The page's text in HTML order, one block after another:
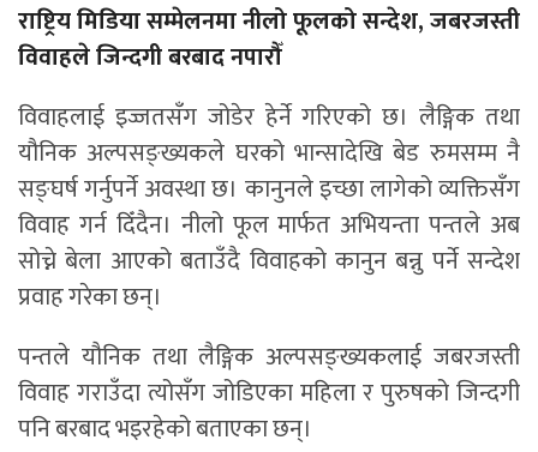
राष्ट्रिय मिडिया सम्मेलनमा नीलो फूलको सन्देश, जबरजस्ती
विवाहले जिन्दगी बरबाद नपारौँ
विवाहलाई इज्जतसँग जोडेर हेर्ने गरिएको छ। लैङ्गिक तथा
यौनिक अल्पसङ्ख्यकले घरको भान्सादेखि बेड रुमसम्म नै
सङ्घर्ष गर्नुपर्ने अवस्था छ। कानुनले इच्छा लागेको व्यक्तिसँग
विवाह गर्न दिँदैन। नीलो फूल मार्फत अभियन्ता पन्तले अब
सोच्ने बेला आएको बताउँदै विवाहको कानुन बन्नु पर्ने सन्देश
प्रवाह गरेका छन्।
पन्तले यौनिक तथा लैङ्गिक अल्पसङ्ख्यकलाई जबरजस्ती
विवाह गराउँदा त्योसँग जोडिएका महिला र पुरुषको जिन्दगी
पनि बरबाद भइरहेको बताएका छन्।